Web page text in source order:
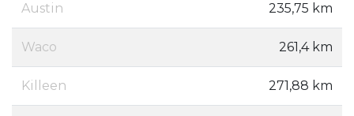
Austin 235,75 km
Waco 261,4 km
Killeen 271,88 km